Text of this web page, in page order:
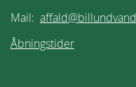
Mail:
Åbningstider